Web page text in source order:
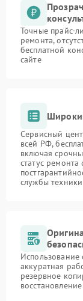
Точные прайс-
ремонта,
бесплатной
сайте
Сервисный
всей РФ,
включая
статус ремонта
службы техники
аккуратная
резервное